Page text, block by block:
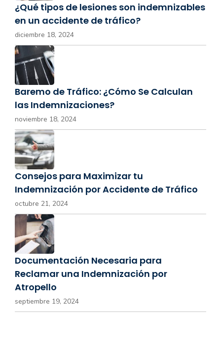
¿Qué tipos de lesiones son indemnizables
en un accidente de tráfico?
diciembre 18, 2024
Baremo de Tráfico: ¿Cómo Se Calculan
las Indemnizaciones?
noviembre 18, 2024
Consejos para Maximizar tu
Indemnización por Accidente de Tráfico
octubre 21, 2024
Documentación Necesaria para
Reclamar una Indemnización por
Atropello
septiembre 19, 2024